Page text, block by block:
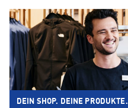
DEIN SHOP. DEINE PRODUKTE.